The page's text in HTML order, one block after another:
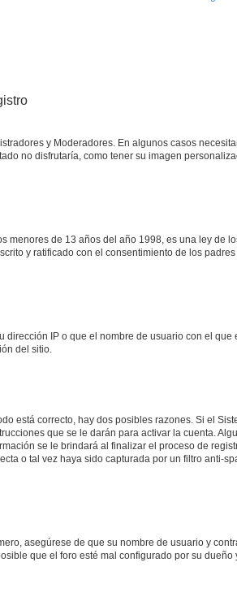
y Moderadores. En algunos casos
no disfrutaría, como tener su imagen
menores de 13 años del año 1998, es una ley
y ratificado con el consentimiento de los
IP o que el nombre de usuario con el
del sitio.
está correcto, hay dos posibles razones. Si el
que se le darán para activar la cuenta.
se le brindará al finalizar el proceso de
o tal vez haya sido capturada por un filtro anti-
asegúrese de que su nombre de usuario y
que el foro esté mal configurado por su